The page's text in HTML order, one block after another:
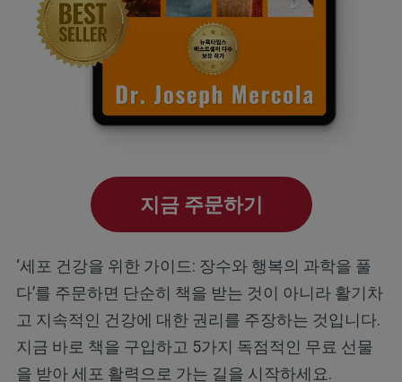
지금 주문하기
‘세포 건강을 위한 가이드: 장수와 행복의 과학을 풀
다’를 주문하면 단순히 책을 받는 것이 아니라 활기차
고 지속적인 건강에 대한 권리를 주장하는 것입니다.
지금 바로 책을 구입하고 5가지 독점적인 무료 선물
을 받아 세포 활력으로 가는 길을 시작하세요.